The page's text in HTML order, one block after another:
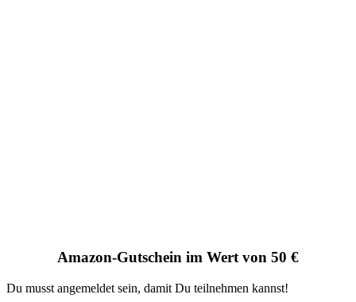
Amazon-Gutschein im Wert von 50 €
Du musst angemeldet sein, damit Du teilnehmen kannst!